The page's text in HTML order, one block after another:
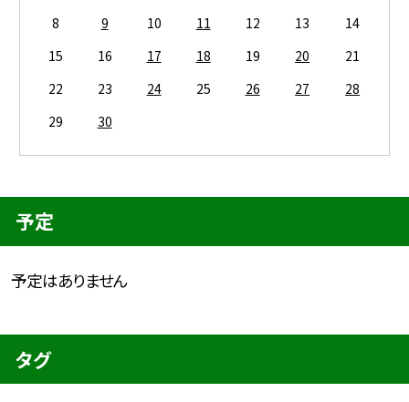
8
9 10 11 12 13
14
15
16 17 18 19 20
21
22
23 24 25 26 27
28
29
30
予定
予定はありません
タグ